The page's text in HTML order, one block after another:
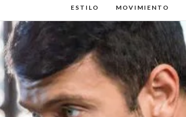
ESTILO MOVIMIENTO